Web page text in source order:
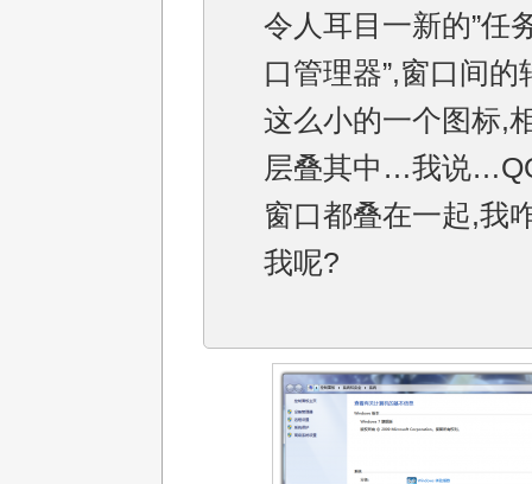
令人耳目一新的”任
口管理器”,窗口间的
这么小的一个图标,
层叠其中…我说
窗口都叠在一起,我
我呢?